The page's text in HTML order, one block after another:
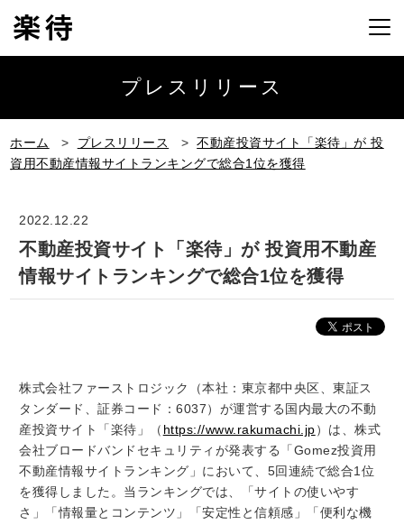
プレスリリース
ホーム > プレスリリース >不動産投資サイト「楽待」が 投
資用不動産情報サイトランキングで総合1位を獲得
2022.12.22
不動産投資サイト「楽待」が 投資用不動産
情報サイトランキングで総合1位を獲得
株式会社ファーストロジック（本社：東京都中央区、東証ス
タンダード、証券コード：6037）が運営する国内最大の不動
産投資サイト「楽待」（ https://www.rakumachi.jp）は、株式
会社ブロードバンドセキュリティが発表する「Gomez投資用
不動産情報サイトランキング」において、5回連続で総合1位
を獲得しました。当ランキングでは、「サイトの使いやす
さ」「情報量とコンテンツ」「安定性と信頼感」「便利な機